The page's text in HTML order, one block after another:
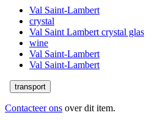
Val Saint-Lambert
crystal
Val Saint Lambert crystal glas
wine
Val Saint-Lambert
Val Saint-Lambert
transport
Contacteer ons over dit item.